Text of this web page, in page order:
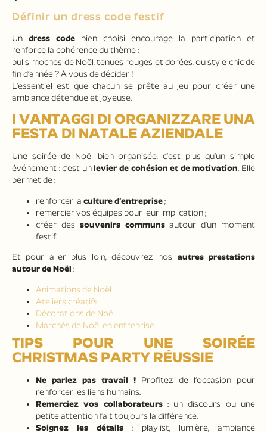
Définir un dress code festif
Un dress code bien choisi encourage la participation et
renforce la cohérence du thème :
pulls moches de Noël, tenues rouges et dorées, ou style chic de
fin d’année ? À vous de décider !
L’essentiel est que chacun se prête au jeu pour créer une
ambiance détendue et joyeuse.
I VANTAGGI DI ORGANIZZARE UNA
FESTA DI NATALE AZIENDALE
Une soirée de Noël bien organisée, c’est plus qu’un simple
événement : c’est unlevier de cohésion et de motivation. Elle
permet de :
renforcer la culture d’entreprise;
remercier vos équipes pour leur implication ;
créer des souvenirs communsautour d’un moment
festif.
Et pour aller plus loin, découvrez nos autres prestations
autour de Noël :
Animations de Noël
Ateliers créatifs
Décorations de Noël
Marchés de Noël en entreprise
TIPS POUR UNE SOIRÉE
CHRISTMAS PARTY RÉUSSIE
Ne parlez pas travail ! Profitez de l’occasion pour
renforcer les liens humains.
Remerciez vos collaborateurs: un discours ou une
petite attention fait toujours la différence.
Soignez les détails : playlist, lumière, ambiance